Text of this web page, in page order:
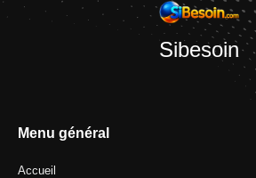
Sibesoin
Menu général
Accueil